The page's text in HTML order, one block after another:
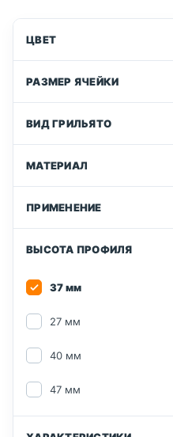
ЦВЕТ
РАЗМЕР ЯЧЕЙКИ
ВИД ГРИЛЬЯТО
МАТЕРИАЛ
ПРИМЕНЕНИЕ
ВЫСОТА ПРОФИЛЯ
37 мм
27 мм
40 мм
47 мм